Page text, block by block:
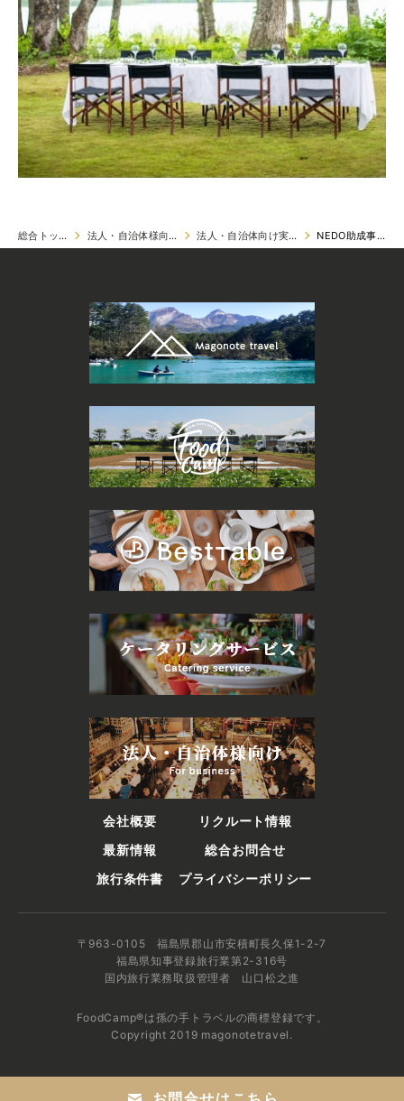
総合トップ 法人・自治体様向け 法人・自治体向け実例 NEDO助成事業
会社概要
リクルート情報
最新情報
総合お問合せ
旅行条件書
プライバシーポリシー
〒963-0105 福島県郡山市安積町長久保1-2-7
福島県知事登録旅行業第2-316号
国内旅行業務取扱管理者 山口松之進
FoodCamp®は孫の手トラベルの商標登録です。
Copyright 2019 magonotetravel.